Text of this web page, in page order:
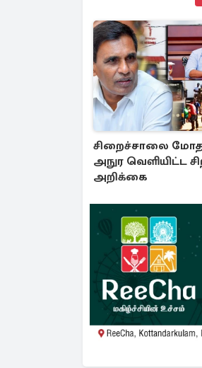
சிறைச்சாலை
அநுர வெளியிட்ட
அறிக்கை